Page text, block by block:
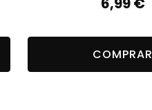
COMPRAR